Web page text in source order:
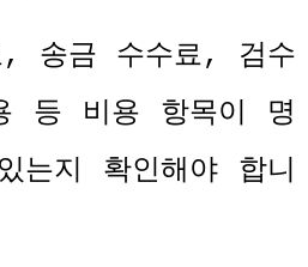
, 송금 수수료, 검수
등 비용 항목이 명
는지 확인해야 합니